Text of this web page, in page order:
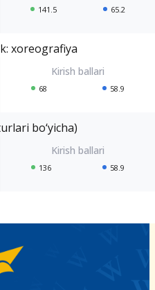
141.5 65.2
xoreografiya
68 58.9
bo‘yicha)
136 58.9